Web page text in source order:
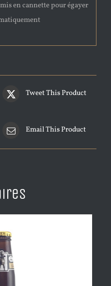
en cannette pour égayer
Tweet This Product
Email This Product